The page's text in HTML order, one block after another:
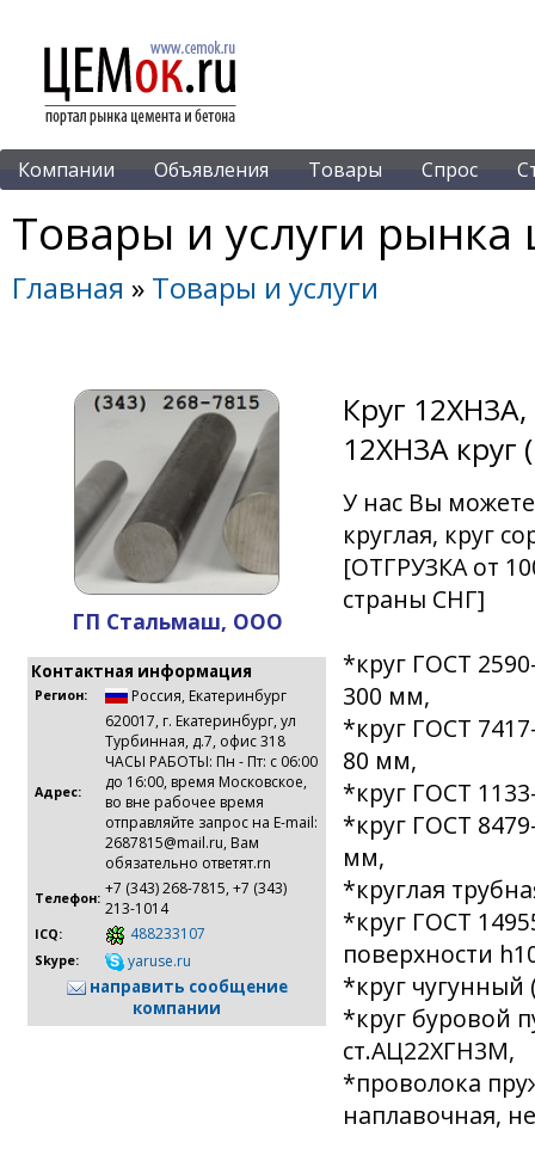
Компании Объявления Товары Спрос
Товары и услуги рынка
Главная » Товары и услуги
ГП Стальмаш, ООО
Контактная информация
Регион: Россия, Екатеринбург
Адрес:
620017, г. Екатеринбург, ул
Турбинная, д.7, офис 318
ЧАСЫ РАБОТЫ: Пн - Пт: с 06:00
до 16:00, время Московское,
во вне рабочее время
отправляйте запрос на E-mail:
2687815@mail.ru, Вам
обязательно ответят.rn
Телефон: +7 (343) 268-7815, +7 (343)
213-1014
ICQ: 488233107
Skype: yaruse.ru
направить сообщение
компании
Круг
12ХН3А круг
У нас Вы
круглая, круг
[ОТГРУЗКА от
страны СНГ]
*круг ГОСТ
300 мм,
*круг ГОСТ
80 мм,
*круг ГОСТ
*круг ГОСТ
мм,
*круглая
*круг ГОСТ
поверхности
*круг
*круг буровой
ст.АЦ22ХГН3М,
*проволока
наплавочная,